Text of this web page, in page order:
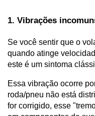
1. Vibrações
Se você sentir que o
quando atinge
este é um sintoma
Essa vibração ocorre
roda/pneu não está
for corrigido, esse